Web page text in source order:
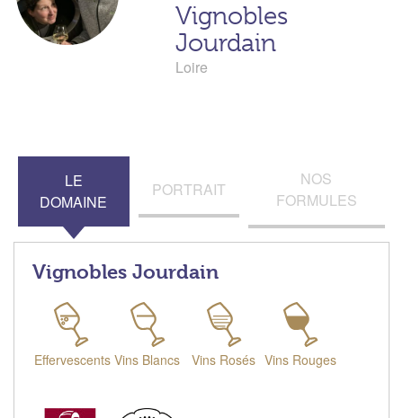
Vignobles
Jourdain
Loire
LE
DOMAINE
PORTRAIT
NOS
FORMULES
Vignobles Jourdain
Effervescents Vins Blancs Vins Rosés Vins Rouges